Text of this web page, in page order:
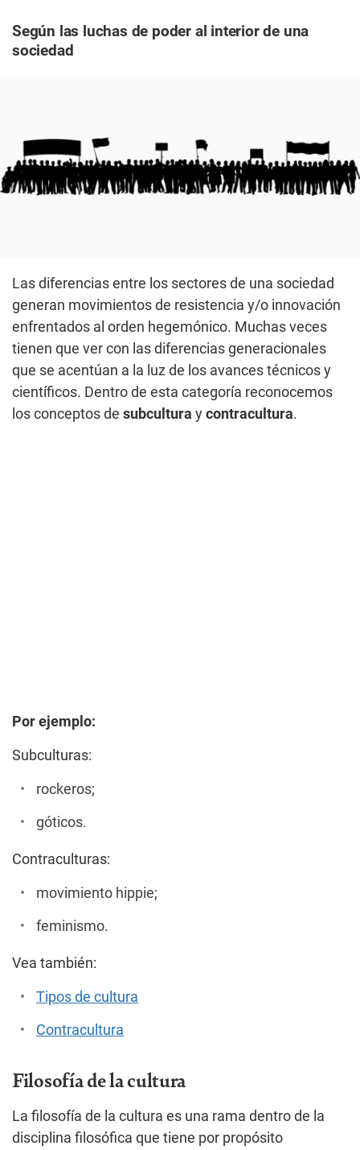
Según las luchas de poder al interior de una
sociedad
Las diferencias entre los sectores de una sociedad
generan movimientos de resistencia y/o innovación
enfrentados al orden hegemónico. Muchas veces
tienen que ver con las diferencias generacionales
que se acentúan a la luz de los avances técnicos y
científicos. Dentro de esta categoría reconocemos
los conceptos de subcultura y contracultura.
Por ejemplo:
Subculturas:
rockeros;
góticos.
Contraculturas:
movimiento hippie;
feminismo.
Vea también:
Tipos de cultura
Contracultura
Filosofía de la cultura
La filosofía de la cultura es una rama dentro de la
disciplina filosófica que tiene por propósito